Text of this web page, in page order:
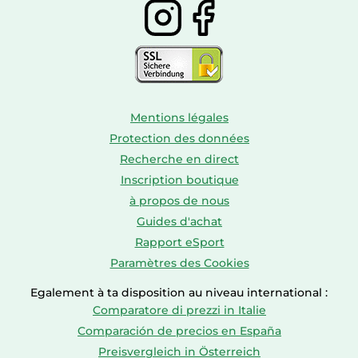
Mentions légales
Protection des données
Recherche en direct
Inscription boutique
à propos de nous
Guides d'achat
Rapport eSport
Paramètres des Cookies
Egalement à ta disposition au niveau international :
Comparatore di prezzi in Italie
Comparación de precios en España
Preisvergleich in Österreich